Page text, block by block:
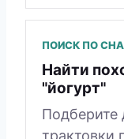
ПОИСК ПО
Найти
"йогурт"
Подберите
трактовки